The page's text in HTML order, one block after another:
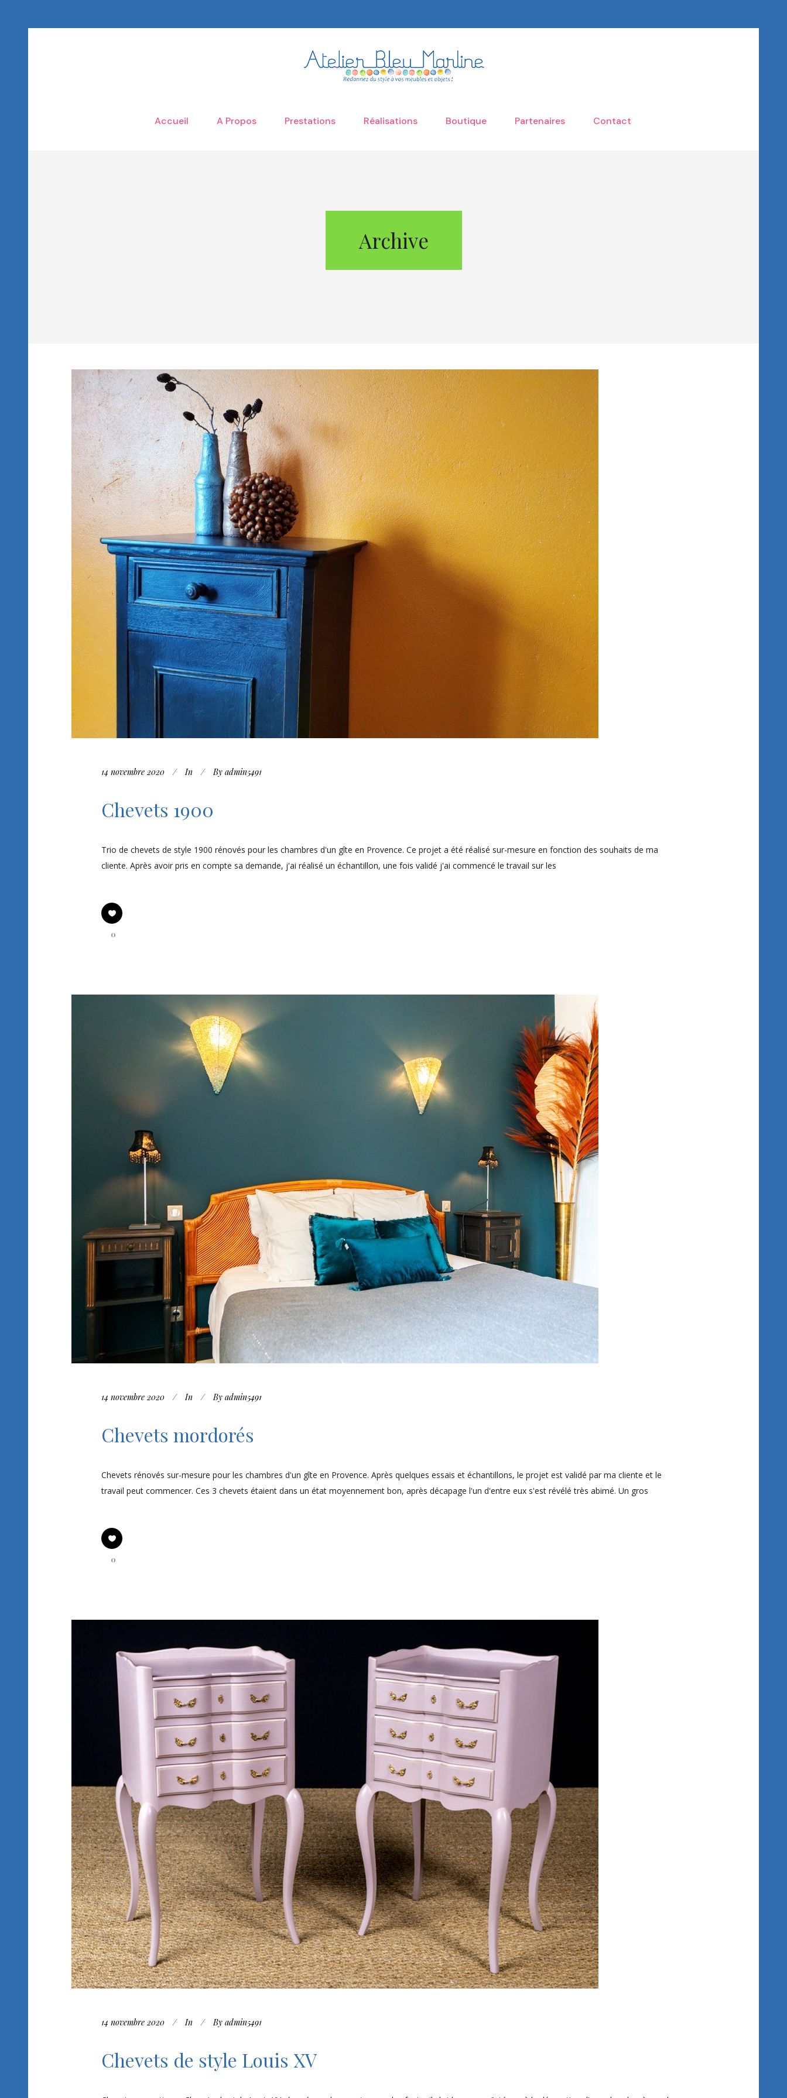
Accueil A Propos Prestations Réalisations Boutique Partenaires Contact
Archive
14 novembre 2020 In By admin5491
Chevets 1900
Trio de chevets de style 1900 rénovés pour les chambres d'un gîte en Provence. Ce projet a été réalisé sur-mesure en fonction des souhaits de ma
cliente. Après avoir pris en compte sa demande, j'ai réalisé un échantillon, une fois validé j'ai commencé le travail sur les
0
14 novembre 2020 In By admin5491
Chevets mordorés
Chevets rénovés sur-mesure pour les chambres d'un gîte en Provence. Après quelques essais et échantillons, le projet est validé par ma cliente et le
travail peut commencer. Ces 3 chevets étaient dans un état moyennement bon, après décapage l'un d'entre eux s'est révélé très abimé. Un gros
0
14 novembre 2020 In By admin5491
Chevets de style Louis XV